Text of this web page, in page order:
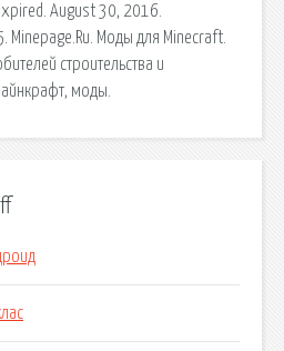
August 30, 2016.
Моды для Minecraft.
строительства и
моды.